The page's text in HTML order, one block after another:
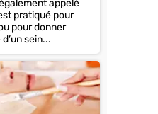
appelé
pratiqué pour
pour donner
sein...